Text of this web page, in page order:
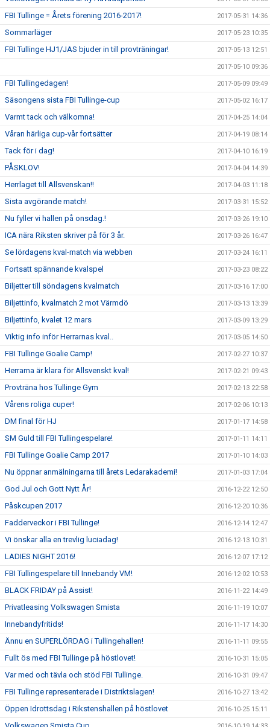
FBI Tullinge = Årets förening 2016-2017! 2017-05-31 14:36
Sommarläger 2017-05-23 10:35
FBI Tullinge HJ1/JAS bjuder in till provträningar! 2017-05-13 12:51
2017-05-10 09:36
FBI Tullingedagen! 2017-05-09 09:49
Säsongens sista FBI Tullinge-cup 2017-05-02 16:17
Varmt tack och välkomna! 2017-04-25 14:04
Våran härliga cup-vår fortsätter 2017-04-19 08:14
Tack för i dag! 2017-04-10 16:19
PÅSKLOV! 2017-04-04 14:39
Herrlaget till Allsvenskan!! 2017-04-03 11:18
Sista avgörande match! 2017-03-31 15:52
Nu fyller vi hallen på onsdag.! 2017-03-26 19:10
ICA nära Riksten skriver på för 3 år. 2017-03-26 16:47
Se lördagens kval-match via webben 2017-03-24 16:11
Fortsatt spännande kvalspel 2017-03-23 08:22
Biljetter till söndagens kvalmatch 2017-03-16 17:00
Biljettinfo, kvalmatch 2 mot Värmdö 2017-03-13 13:39
Biljettinfo, kvalet 12 mars 2017-03-09 13:29
Viktig info inför Herrarnas kval.. 2017-03-05 14:50
FBI Tullinge Goalie Camp! 2017-02-27 10:37
Herrarna är klara för Allsvenskt kval! 2017-02-21 09:43
Provträna hos Tullinge Gym 2017-02-13 22:58
Vårens roliga cuper! 2017-02-06 10:13
DM final för HJ 2017-01-17 14:58
SM Guld till FBI Tullingespelare! 2017-01-11 14:11
FBI Tullinge Goalie Camp 2017 2017-01-10 14:03
Nu öppnar anmälningarna till årets Ledarakademi! 2017-01-03 17:04
God Jul och Gott Nytt År! 2016-12-22 12:50
Påskcupen 2017 2016-12-20 10:36
Fadderveckor i FBI Tullinge! 2016-12-14 12:47
Vi önskar alla en trevlig luciadag! 2016-12-13 10:31
LADIES NIGHT 2016! 2016-12-07 17:12
FBI Tullingespelare till Innebandy VM! 2016-12-02 10:53
BLACK FRIDAY på Assist! 2016-11-22 14:49
Privatleasing Volkswagen Smista 2016-11-19 10:07
Innebandyfritids! 2016-11-17 14:30
Ännu en SUPERLÖRDAG i Tullingehallen! 2016-11-11 09:55
Fullt ös med FBI Tullinge på höstlovet! 2016-10-31 15:05
Var med och tävla och stöd FBI Tullinge. 2016-10-31 09:47
FBI Tullinge representerade i Distriktslagen! 2016-10-27 13:42
Öppen Idrottsdag i Rikstenshallen på höstlovet 2016-10-25 15:11